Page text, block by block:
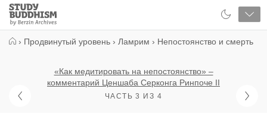
Close
Study
Buddhism
› Продвинутый уровень › Ламрим › Непостоянство и смерть
«Как медитировать на непостоянство» –
комментарий Ценшаба Серконга Ринпоче II
ЧАСТЬ 3 ИЗ 4